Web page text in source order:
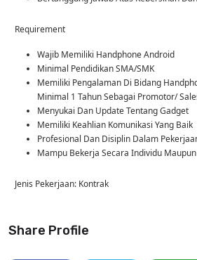
Requirement
Wajib Memiliki Handphone Android
Minimal Pendidikan SMA/SMK
Memiliki Pengalaman Di Bidang
Minimal 1 Tahun Sebagai Promotor/
Menyukai Dan Update Tentang Gadget
Memiliki Keahlian Komunikasi Yang Baik
Profesional Dan Disiplin Dalam
Mampu Bekerja Secara Individu
Jenis Pekerjaan: Kontrak
Share Profile